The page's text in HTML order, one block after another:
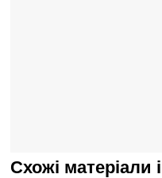
Схожі матеріали